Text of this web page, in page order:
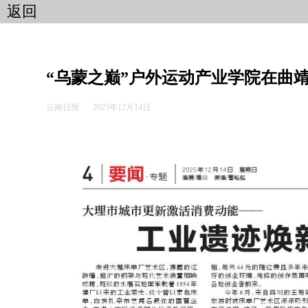
返回
“乌蒙之巅”户外运动产业学院在曲
云南日报 2025年12月14日